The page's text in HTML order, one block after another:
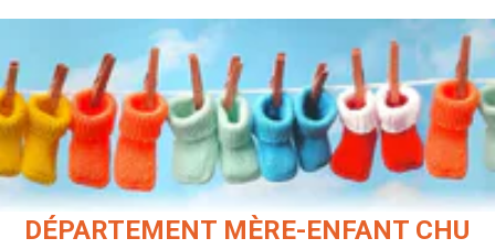
DÉPARTEMENT MÈRE-ENFANT CHU